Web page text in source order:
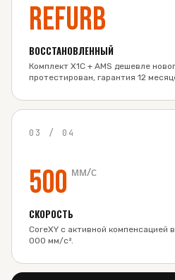
Refurb
ВОССТАНОВЛЕННЫЙ
Комплект X1C + AMS дешевле
протестирован, гарантия 12
03 / 04
500 мм/с
СКОРОСТЬ
CoreXY с активной компенсацией
000 мм/с².